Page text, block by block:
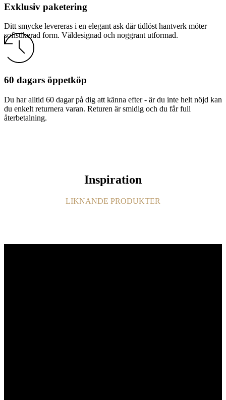
Exklusiv paketering
Ditt smycke levereras i en elegant ask där tidlöst hantverk möter
sofistikerad form. Väldesignad och noggrant utformad.
60 dagars öppetköp
Du har alltid 60 dagar på dig att känna efter - är du inte helt nöjd kan
du enkelt returnera varan. Returen är smidig och du får full
återbetalning.
Inspiration
LIKNANDE PRODUKTER